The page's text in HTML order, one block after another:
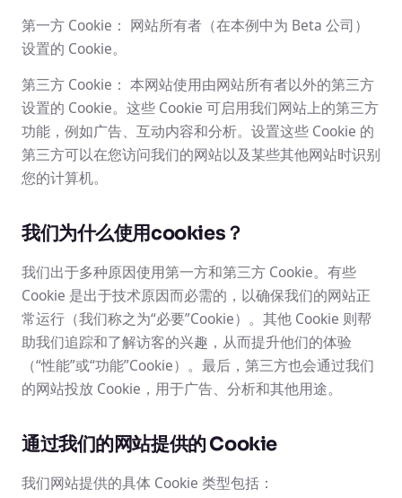
第一方 Cookie： 网站所有者（在本例中为 Beta 公司）
设置的 Cookie。
第三方 Cookie： 本网站使用由网站所有者以外的第三方
设置的 Cookie。这些 Cookie 可启用我们网站上的第三方
功能，例如广告、互动内容和分析。设置这些 Cookie 的
第三方可以在您访问我们的网站以及某些其他网站时识别
您的计算机。
我们为什么使用cookies？
我们出于多种原因使用第一方和第三方 Cookie。有些
Cookie 是出于技术原因而必需的，以确保我们的网站正
常运行（我们称之为“必要”Cookie）。其他 Cookie 则帮
助我们追踪和了解访客的兴趣，从而提升他们的体验
（“性能”或“功能”Cookie）。最后，第三方也会通过我们
的网站投放 Cookie，用于广告、分析和其他用途。
通过我们的网站提供的 Cookie
我们网站提供的具体 Cookie 类型包括：